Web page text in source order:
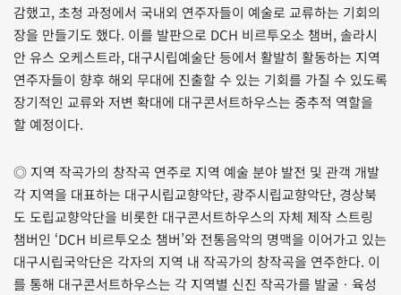
감했고, 초청 과정에서 국내외 연주자들이 예술로 교류하는 기회의
장을 만들기도 했다. 이를 발판으로 DCH 비르투오소 챔버, 솔라시
안 유스 오케스트라, 대구시립예술단 등에서 활발히 활동하는 지역
연주자들이 향후 해외 무대에 진출할 수 있는 기회를 가질 수 있도록
장기적인 교류와 저변 확대에 대구콘서트하우스는 중추적 역할을
할 예정이다.
◎ 지역 작곡가의 창작곡 연주로 지역 예술 분야 발전 및 관객 개발
각 지역을 대표하는 대구시립교향악단, 광주시립교향악단, 경상북
도 도립교향악단을 비롯한 대구콘서트하우스의 자체 제작 스트링
챔버인 ‘DCH 비르투오소 챔버’와 전통음악의 명맥을 이어가고 있는
대구시립국악단은 각자의 지역 내 작곡가의 창작곡을 연주한다. 이
를 통해 대구콘서트하우스는 각 지역별 신진 작곡가를 발굴ㆍ육성